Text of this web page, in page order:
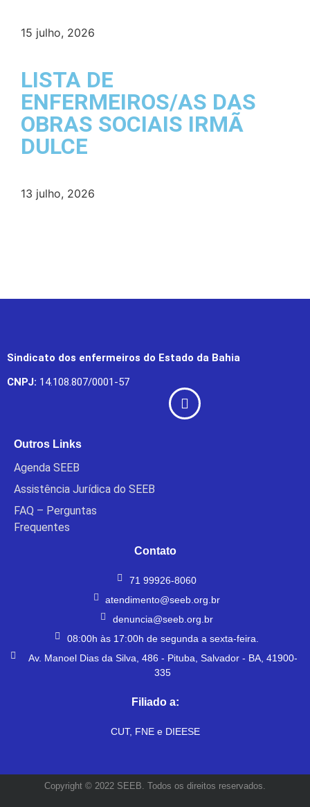
15 julho, 2026
LISTA DE
ENFERMEIROS/AS DAS
OBRAS SOCIAIS IRMÃ
DULCE
13 julho, 2026
Sindicato dos enfermeiros do Estado da Bahia
CNPJ: 14.108.807/0001-57
Outros Links
Agenda SEEB
Assistência Jurídica do SEEB
FAQ – Perguntas
Frequentes
Contato
71 99926-8060
atendimento@seeb.org.br
denuncia@seeb.org.br
08:00h às 17:00h de segunda a sexta-feira.
Av. Manoel Dias da Silva, 486 - Pituba, Salvador - BA, 41900-
335
Filiado a:
CUT, FNE e DIEESE
Copyright © 2022 SEEB. Todos os direitos reservados.